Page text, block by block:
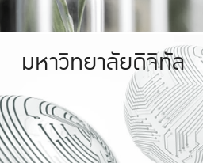
มหาวิทยาลัยรับผิดชอบ
ร่วมมือกับชุมชน เพื่อ
และความ
มองปัญห
มหาวิทยาลัยดิจิทัล